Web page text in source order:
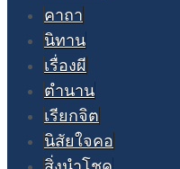
คาถา
นิทาน
เรื่องผี
ตำนาน
เรียกจิต
นิสัยใจคอ